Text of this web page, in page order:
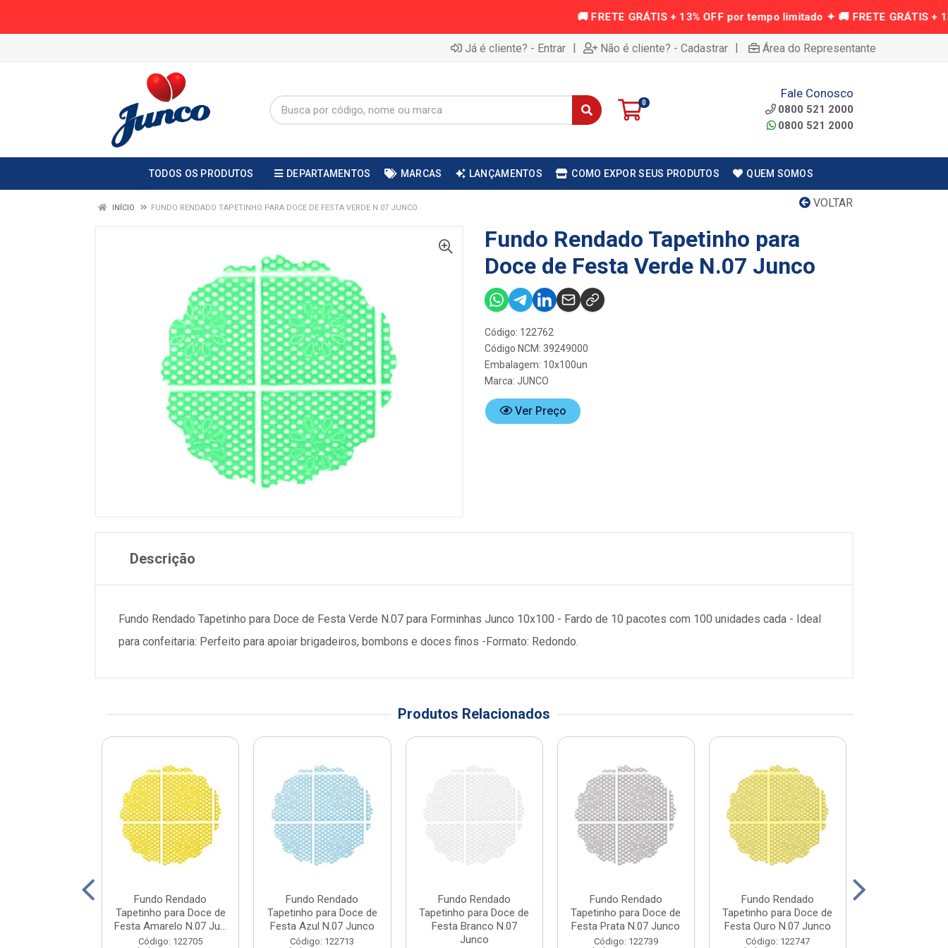
Já é cliente? - Entrar | Não é cliente? - Cadastrar | Área do Representante
0
Fale Conosco
0800 521 2000
0800 521 2000
TODOS OS PRODUTOS DEPARTAMENTOS MARCAS LANÇAMENTOS COMO EXPOR SEUS PRODUTOS QUEM SOMOS
VOLTAR
INÍCIO FUNDO RENDADO TAPETINHO PARA DOCE DE FESTA VERDE N.07 JUNCO
Fundo Rendado Tapetinho para
Doce de Festa Verde N.07 Junco
Código: 122762
Código NCM: 39249000
Embalagem: 10x100un
Marca: JUNCO
Ver Preço
Descrição
Fundo Rendado Tapetinho para Doce de Festa Verde N.07 para Forminhas Junco 10x100 - Fardo de 10 pacotes com 100 unidades cada - Ideal
para confeitaria: Perfeito para apoiar brigadeiros, bombons e doces finos -Formato: Redondo.
Produtos Relacionados
Fundo Rendado
Tapetinho para Doce de
Festa Amarelo N.07 Ju...
Código: 122705
Fundo Rendado
Tapetinho para Doce de
Festa Azul N.07 Junco
Código: 122713
Fundo Rendado
Tapetinho para Doce de
Festa Branco N.07
Junco
Fundo Rendado
Tapetinho para Doce de
Festa Prata N.07 Junco
Código: 122739
Fundo Rendado
Tapetinho para Doce de
Festa Ouro N.07 Junco
Código: 122747